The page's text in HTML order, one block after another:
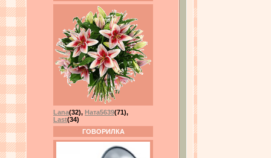
Lana(32), Ната5639(71),
Last(34)
ГОВОРИЛКА